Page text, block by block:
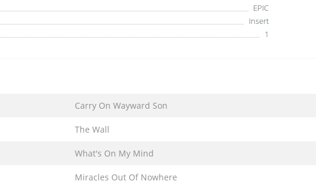
EPIC
Insert
1
Carry On Wayward Son
The Wall
What's On My Mind
Miracles Out Of Nowhere